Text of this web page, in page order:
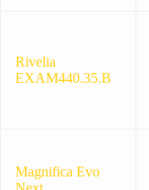
Rivelia
EXAM440.35.B
Magnifica Evo